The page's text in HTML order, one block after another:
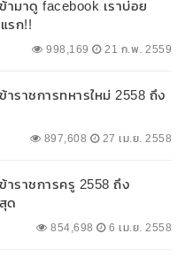
ามาดู facebook เราบ่อย
รก!!
998,169 21 ก.พ. 2559
ราชการทหารใหม่ 2558 ถึง
897,608 27 เม.ย. 2558
ราชการครู 2558 ถึง
ด
854,698 6 เม.ย. 2558